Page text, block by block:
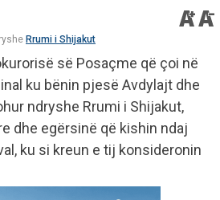
Rrumi i Shijakut
së Posaçme që çoi në
ku bënin pjesë Avdylajt dhe
ndryshe Rrumi i Shijakut,
dhe egërsinë që kishin ndaj
ku si kreun e tij konsideronin